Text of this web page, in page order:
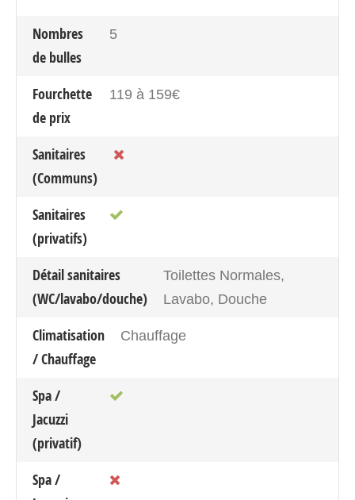
Nombres
de bulles
5
Fourchette
de prix
119 à 159€
Sanitaires
(Communs)
Sanitaires
(privatifs)
Détail sanitaires
(WC/lavabo/douche)
Toilettes Normales,
Lavabo, Douche
Climatisation
/ Chauffage
Chauffage
Spa /
Jacuzzi
(privatif)
Spa /